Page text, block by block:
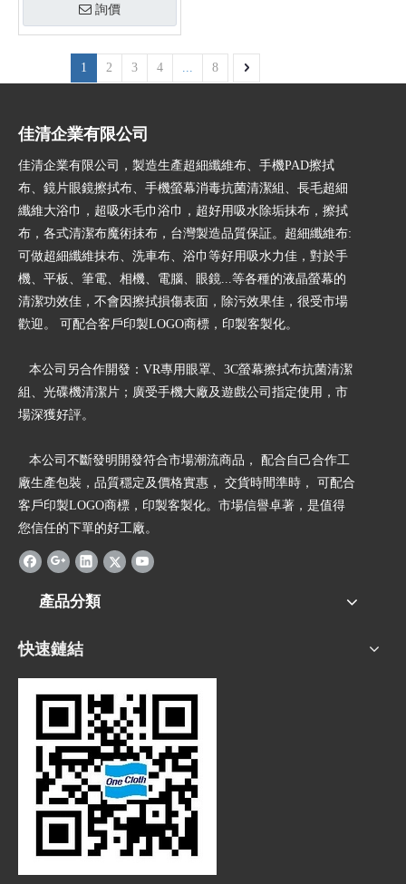
詢價
1 2 3 4 8
佳清企業有限公司
佳清企業有限公司，製造生產超細纖維布、手機PAD擦拭
布、鏡片眼鏡擦拭布、手機螢幕消毒抗菌清潔組、長毛超細
纖維大浴巾，超吸水毛巾浴巾，超好用吸水除垢抹布，擦拭
布，各式清潔布魔術抺布，台灣製造品質保証。超細纖維布:
可做超細纖維抹布、洗車布、浴巾等好用吸水力佳，對於手
機、平板、筆電、相機、電腦、眼鏡...等各種的液晶螢幕的
清潔功效佳，不會因擦拭損傷表面，除污效果佳，很受市場
歡迎。 可配合客戶印製LOGO商標，印製客製化。
本公司另合作開發：VR專用眼罩、3C螢幕擦拭布抗菌清潔
組、光碟機清潔片；廣受手機大廠及遊戲公司指定使用，市
場深獲好評。
本公司不斷發明開發符合市場潮流商品， 配合自己合作工
廠生產包裝，品質穩定及價格實惠， 交貨時間準時， 可配合
客戶印製LOGO商標，印製客製化。市場信譽卓著，是值得
您信任的下單的好工廠。
產品分類
快速鏈結